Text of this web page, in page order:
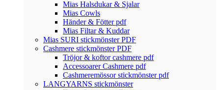
Mias Halsdukar & Sjalar
Mias Cowls
Händer & Fötter pdf
Mias Filtar & Kuddar
Mias SURI stickmönster PDF
Cashmere stickmönster PDF
Tröjor & koftor cashmere pdf
Accessoarer Cashmere pdf
Cashmeremössor stickmönster pdf
LANGYARNS stickmönster